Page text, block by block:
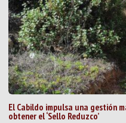
El Cabildo impulsa una gestión
obtener el ‘Sello Reduzco’